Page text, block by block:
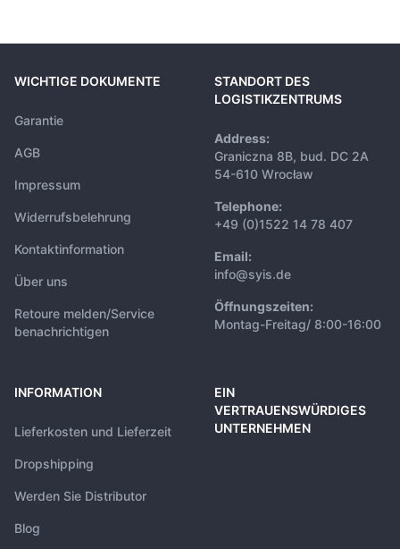
WICHTIGE DOKUMENTE
Garantie
AGB
Impressum
Widerrufsbelehrung
Kontaktinformation
Über uns
Retoure melden/Service
benachrichtigen
STANDORT DES
LOGISTIKZENTRUMS
Address:
Graniczna 8B, bud. DC 2A
54-610 Wrocław
Telephone:
+49 (0)1522 14 78 407
Email:
info@syis.de
Öffnungszeiten:
Montag-Freitag/ 8:00-16:00
INFORMATION
Lieferkosten und Lieferzeit
Dropshipping
Werden Sie Distributor
Blog
EIN
VERTRAUENSWÜRDIGES
UNTERNEHMEN